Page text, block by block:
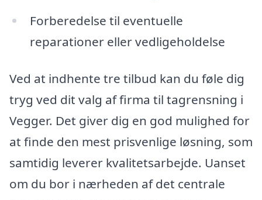
Forberedelse til eventuelle
reparationer eller vedligeholdelse
Ved at indhente tre tilbud kan du føle dig
tryg ved dit valg af firma til tagrensning i
Vegger. Det giver dig en god mulighed for
at finde den mest prisvenlige løsning, som
samtidig leverer kvalitetsarbejde. Uanset
om du bor i nærheden af det centrale